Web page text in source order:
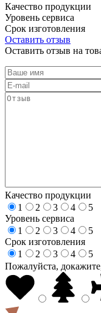
Качество продукции
Уровень сервиса
Срок изготовления
Оставить отзыв
Оставить отзыв на
Качество продукции
1
2 3 4
5
Уровень сервиса
1
2 3 4
5
Срок изготовления
1
2 3 4
5
Пожалуйста,